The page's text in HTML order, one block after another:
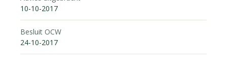
10-10-2017
Besluit OCW
24-10-2017